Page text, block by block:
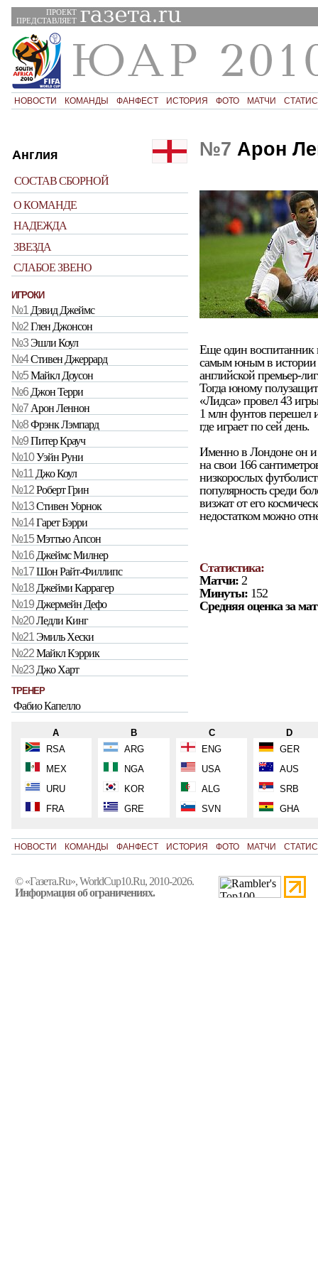
ПРОЕКТ
ПРЕДСТАВЛЯЕТ
НОВОСТИ КОМАНДЫ ФАНФЕСТ ИСТОРИЯ ФОТО МАТЧИ
Англия
СОСТАВ СБОРНОЙ
О КОМАНДЕ
НАДЕЖДА
ЗВЕЗДА
СЛАБОЕ ЗВЕНО
ИГРОКИ
№1 Дэвид Джеймс
№2Глен Джонсон
№3Эшли Коул
№4Стивен Джеррард
№5Майкл Доусон
№6 Джон Терри
№7 Арон Леннон
№8Фрэнк Лэмпард
№9Питер Крауч
№10Уэйн Руни
№11 Джо Коул
№12Роберт Грин
№13Стивен Уорнок
№14Гарет Бэрри
№15Мэттью Апсон
№16 Джеймс Милнер
№17Шон Райт-Филлипс
№18 Джейми Каррагер
№19 Джермейн Дефо
№20Ледли Кинг
№21Эмиль Хески
№22Майкл Кэррик
№23 Джо Харт
ТРЕНЕР
Фабио Капелло
№7 Арон
Еще один воспитанник
самым юным в истории
английской премьер-
Тогда юному
«Лидса» провел 43
1 млн фунтов перешел
где играет по сей день.
Именно в Лондоне он и
на свои 166
низкорослых
популярность среди
визжат от его
недостатком можно
Статистика:
Матчи: 2
Минуты: 152
Средняя оценка за
A
RSA
MEX
URU
FRA
B
ARG
NGA
KOR
GRE
C
ENG
USA
ALG
SVN
D
GER
AUS
SRB
GHA
НОВОСТИ КОМАНДЫ ФАНФЕСТ ИСТОРИЯ ФОТО МАТЧИ
© «Газета.Ru», WorldCup10.Ru, 2010-2026.
Информация об ограничениях.